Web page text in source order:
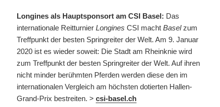
Longines als Hauptsponsort am CSI Basel: Das
internationale ReitturnierLongines CSI machtBaselzum
Treffpunkt der besten Springreiter der Welt. Am 9. Januar
2020 ist es wieder soweit: Die Stadt am Rheinknie wird
zum Treffpunkt der besten Springreiter der Welt. Auf ihren
nicht minder berühmten Pferden werden diese den im
internationalen Vergleich am höchsten dotierten Hallen-
Grand-Prix bestreiten. >csi-basel.ch